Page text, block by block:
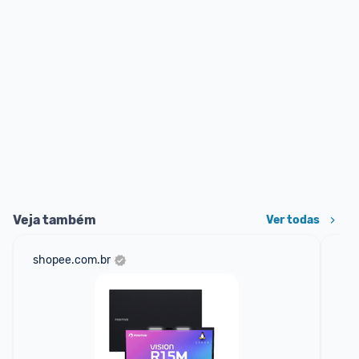
Veja também Ver todas
shopee.com.br